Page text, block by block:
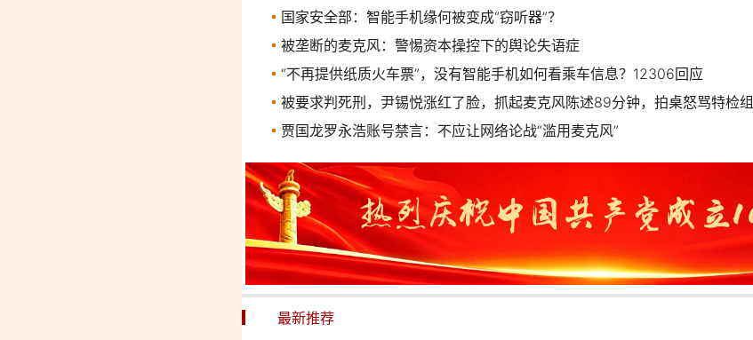
国家安全部：智能手机缘何被变成“窃听器”？
被垄断的麦克风：警惕资本操控下的舆论失语症
“不再提供纸质火车票”，没有智能手机如何看乘车信息？12306回应
被要求判死刑，尹锡悦涨红了脸，抓起麦克风陈述89分钟，拍桌怒骂特检组
贾国龙罗永浩账号禁言：不应让网络论战“滥用麦克风”
最新推荐